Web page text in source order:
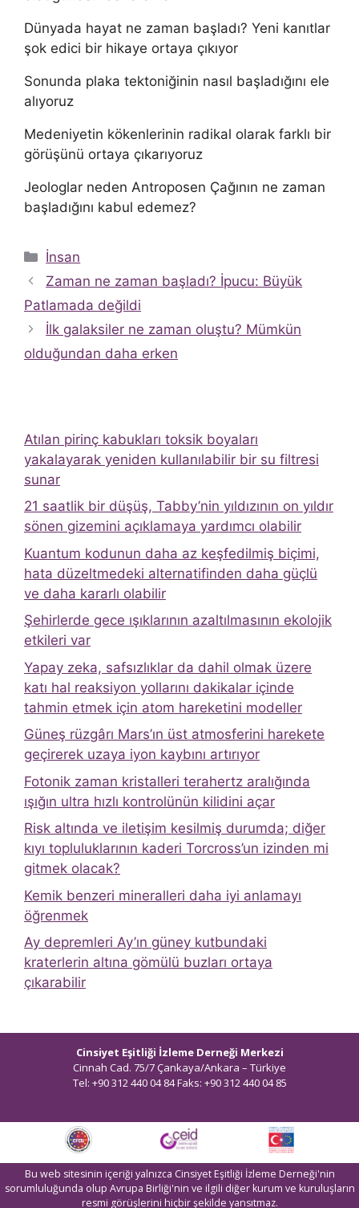
Dünyada hayat ne zaman başladı? Yeni kanıtlar
şok edici bir hikaye ortaya çıkıyor
Sonunda plaka tektoniğinin nasıl başladığını ele
alıyoruz
Medeniyetin kökenlerinin radikal olarak farklı bir
görüşünü ortaya çıkarıyoruz
Jeologlar neden Antroposen Çağının ne zaman
başladığını kabul edemez?
Kategoriler
İnsan
Zaman ne zaman başladı? İpucu: Büyük
Patlamada değildi
İlk galaksiler ne zaman oluştu? Mümkün
olduğundan daha erken
Atılan pirinç kabukları toksik boyaları
yakalayarak yeniden kullanılabilir bir su filtresi
sunar
21 saatlik bir düşüş, Tabby’nin yıldızının on yıldır
sönen gizemini açıklamaya yardımcı olabilir
Kuantum kodunun daha az keşfedilmiş biçimi,
hata düzeltmedeki alternatifinden daha güçlü
ve daha kararlı olabilir
Şehirlerde gece ışıklarının azaltılmasının ekolojik
etkileri var
Yapay zeka, safsızlıklar da dahil olmak üzere
katı hal reaksiyon yollarını dakikalar içinde
tahmin etmek için atom hareketini modeller
Güneş rüzgârı Mars’ın üst atmosferini harekete
geçirerek uzaya iyon kaybını artırıyor
Fotonik zaman kristalleri terahertz aralığında
ışığın ultra hızlı kontrolünün kilidini açar
Risk altında ve iletişim kesilmiş durumda; diğer
kıyı topluluklarının kaderi Torcross’un izinden mi
gitmek olacak?
Kemik benzeri mineralleri daha iyi anlamayı
öğrenmek
Ay depremleri Ay’ın güney kutbundaki
kraterlerin altına gömülü buzları ortaya
çıkarabilir
Cinsiyet Eşitliği İzleme Derneği Merkezi
Cinnah Cad. 75/7 Çankaya/Ankara – Türkiye
Tel: +90 312 440 04 84 Faks: +90 312 440 04 85
Bu web sitesinin içeriği yalnızca Cinsiyet Eşitliği İzleme Derneği'nin
sorumluluğunda olup Avrupa Birliği'nin ve ilgili diğer kurum ve kuruluşların
resmi görüşlerini hiçbir şekilde yansıtmaz.